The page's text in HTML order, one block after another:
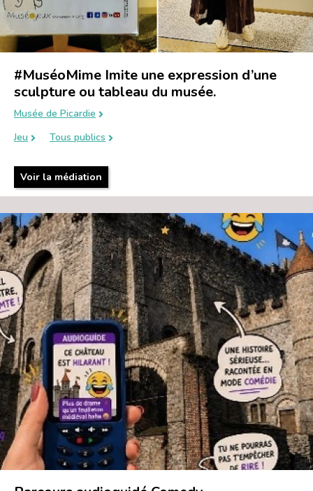
#MuséoMime Imite une expression d’une
sculpture ou tableau du musée.
Musée de Picardie
Jeu
Tous publics
Voir la médiation